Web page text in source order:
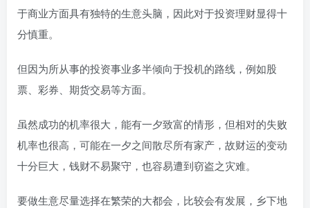
于商业方面具有独特的生意头脑，因此对于投资理财显得十
分慎重。
但因为所从事的投资事业多半倾向于投机的路线，例如股
票、彩券、期货交易等方面。
虽然成功的机率很大，能有一夕致富的情形，但相对的失败
机率也很高，可能在一夕之间散尽所有家产，故财运的变动
十分巨大，钱财不易聚守，也容易遭到窃盗之灾难。
要做生意尽量选择在繁荣的大都会，比较会有发展，乡下地